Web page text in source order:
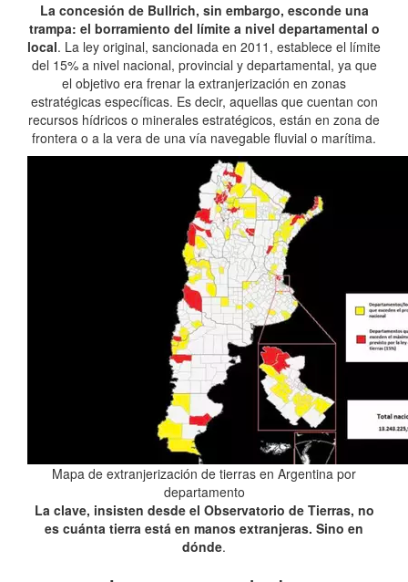
La concesión de Bullrich, sin embargo, esconde una
trampa: el borramiento del límite a nivel departamental o
local. La ley original, sancionada en 2011, establece el límite
del 15% a nivel nacional, provincial y departamental, ya que
el objetivo era frenar la extranjerización en zonas
estratégicas específicas. Es decir, aquellas que cuentan con
recursos hídricos o minerales estratégicos, están en zona de
frontera o a la vera de una vía navegable fluvial o marítima.
Mapa de extranjerización de tierras en Argentina por
departamento
La clave, insisten desde el Observatorio de Tierras, no
es cuánta tierra está en manos extranjeras. Sino en
dónde.